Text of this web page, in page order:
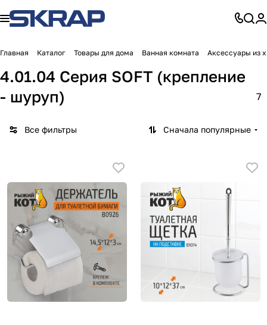
Главная Каталог Товары для дома Ванная комната Аксессуары из
4.01.04 Серия SOFT (крепление
- шуруп)
7
Все фильтры Сначала популярные